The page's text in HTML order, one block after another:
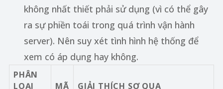
không nhất thiết phải sử dụng (vì có thể gây
ra sự phiền toái trong quá trình vận hành
server). Nên suy xét tình hình hệ thống để
xem có áp dụng hay không.
PHÂN
LOẠI
MÃ
GIẢI THÍCH SƠ QUA